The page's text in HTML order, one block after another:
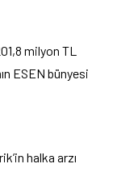
milyon TL
ESEN bünyesi
halka arzı